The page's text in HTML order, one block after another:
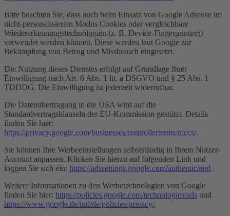
Bitte beachten Sie, dass auch beim Einsatz von Google Adsense im
nicht-personalisierten Modus Cookies oder vergleichbare
Wiedererkennungstechnologien (z. B. Device-Fingerprinting)
verwendet werden können. Diese werden laut Google zur
Bekämpfung von Betrug und Missbrauch eingesetzt.
Die Nutzung dieses Dienstes erfolgt auf Grundlage Ihrer
Einwilligung nach Art. 6 Abs. 1 lit. a DSGVO und § 25 Abs. 1
TDDDG. Die Einwilligung ist jederzeit widerrufbar.
Die Datenübertragung in die USA wird auf die
Standardvertragsklauseln der EU-Kommission gestützt. Details
finden Sie hier:
https://privacy.google.com/businesses/controllerterms/mccs/.
Sie können Ihre Werbeeinstellungen selbstständig in Ihrem Nutzer-
Account anpassen. Klicken Sie hierzu auf folgenden Link und
loggen Sie sich ein: https://adssettings.google.com/authenticated.
Weitere Informationen zu den Werbetechnologien von Google
finden Sie hier: https://policies.google.com/technologies/ads und
https://www.google.de/intl/de/policies/privacy/.